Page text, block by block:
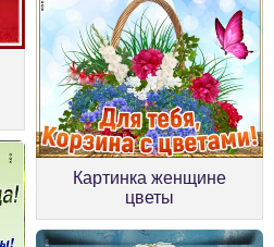
Картинка женщине
цветы